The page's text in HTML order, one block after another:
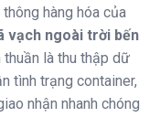
hàng hóa của
vạch ngoài trời bến
thuần là thu thập dữ
tình trạng container,
nhận nhanh chóng